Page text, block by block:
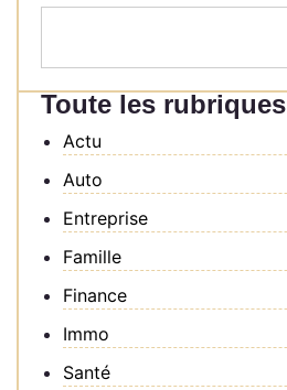
Toute les rubriques
Actu
Auto
Entreprise
Famille
Finance
Immo
Santé